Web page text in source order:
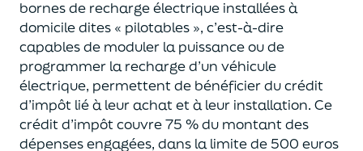
bornes de recharge électrique installées à
domicile dites « pilotables », c’est-à-dire
capables de moduler la puissance ou de
programmer la recharge d’un véhicule
électrique, permettent de bénéficier du crédit
d’impôt lié à leur achat et à leur installation. Ce
crédit d’impôt couvre 75 % du montant des
dépenses engagées, dans la limite de 500 euros